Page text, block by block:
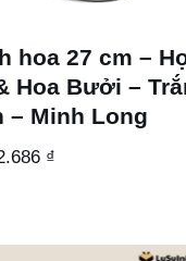
hoa 27 cm –
Hoa Bưởi –
– Minh Long
₫